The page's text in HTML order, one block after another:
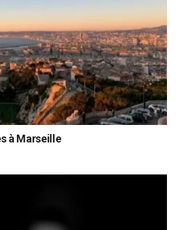
à Marseille